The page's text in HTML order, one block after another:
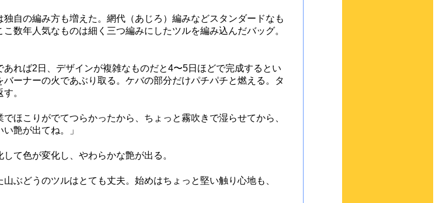
自の編み方も増えた。網代（あじろ）編みなどスタンダードなも
数年人気なものは細く三つ編みにしたツルを編み込んだバッグ。
れば2日、デザインが複雑なものだと4〜5日ほどで完成するとい
ーナーの火であぶり取る。ケバの部分だけパチパチと燃える。タ
。
ほこりがでてつらかったから、ちょっと霧吹きで湿らせてから、
艶が出てね。」
て色が変化し、やわらかな艶が出る。
ぶどうのツルはとても丈夫。始めはちょっと堅い触り心地も、